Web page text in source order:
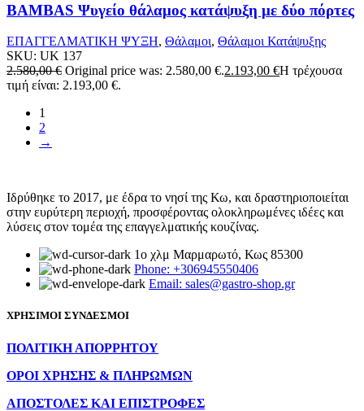
BAMBAS Ψυγείο θάλαμος κατάψυξη με δύο πόρτες
ΕΠΑΓΓΕΛΜΑΤΙΚΗ ΨΥΞΗ, Θάλαμοι, Θάλαμοι Κατάψυξης
SKU: UK 137
2.580,00€ Original price was: 2.580,00 €.2.193,00 €Η τρέχουσα
τιμή είναι: 2.193,00 €.
1
2
→
Ιδρύθηκε το 2017, με έδρα το νησί της Κω, και δραστηριοποιείται
στην ευρύτερη περιοχή, προσφέροντας ολοκληρωμένες ιδέες και
λύσεις στον τομέα της επαγγελματικής κουζίνας.
1ο χλμ Μαρμαρωτό, Κως 85300
Phone: +306945550406
Email: sales@gastro-shop.gr
ΧΡΗΣΙΜΟΙ ΣΥΝΔΕΣΜΟΙ
ΠΟΛΙΤΙΚΗ ΑΠΟΡΡΗΤΟΥ
ΟΡΟΙ ΧΡΗΣΗΣ & ΠΛΗΡΩΜΩΝ
ΑΠΟΣΤΟΛΕΣ ΚΑΙ ΕΠΙΣΤΡΟΦΕΣ